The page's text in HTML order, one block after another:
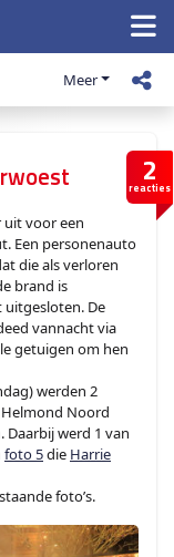
Meer
2
reacties
voor een
Een personenauto
die als verloren
brand is
De
vannacht via
getuigen om hen
werden 2
Noord
werd 1 van
foto 5die Harrie
foto’s.